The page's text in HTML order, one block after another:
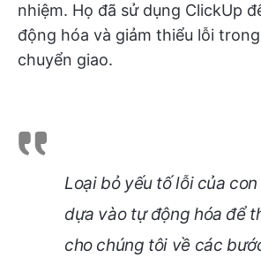
nhiệm. Họ đã sử dụng ClickUp
động hóa và giảm thiểu lỗi
chuyển giao.
Loại bỏ yếu tố lỗi của
dựa vào tự động hóa để
cho chúng tôi về các